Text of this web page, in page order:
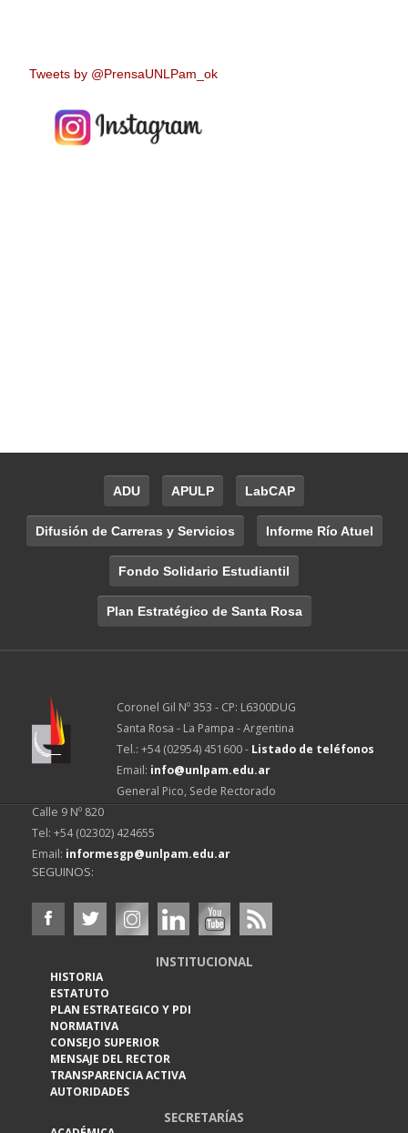
Tweets by @PrensaUNLPam_ok
ADU APULP LabCAP
Difusión de Carreras y Servicios Informe Río Atuel
Fondo Solidario Estudiantil
Plan Estratégico de Santa Rosa
Coronel Gil Nº 353 - CP: L6300DUG
Santa Rosa - La Pampa - Argentina
Tel.: +54 (02954) 451600 - Listado de teléfonos
Email: info@unlpam.edu.ar
General Pico, Sede Rectorado
Calle 9 Nº 820
Tel: +54 (02302) 424655
Email: informesgp@unlpam.edu.ar
SEGUINOS:
INSTITUCIONAL
HISTORIA
ESTATUTO
PLAN ESTRATEGICO Y PDI
NORMATIVA
CONSEJO SUPERIOR
MENSAJE DEL RECTOR
TRANSPARENCIA ACTIVA
AUTORIDADES
SECRETARÍAS